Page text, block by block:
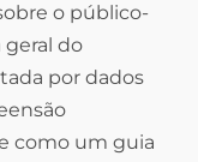
o público-
geral do
por dados
como um guia